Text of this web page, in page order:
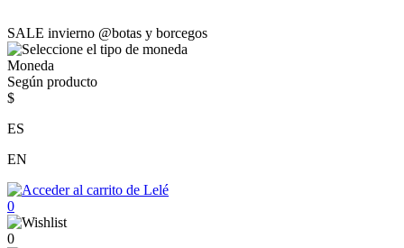
SALE invierno @botas y borcegos
Moneda
Según producto
$
ES
EN
0
0